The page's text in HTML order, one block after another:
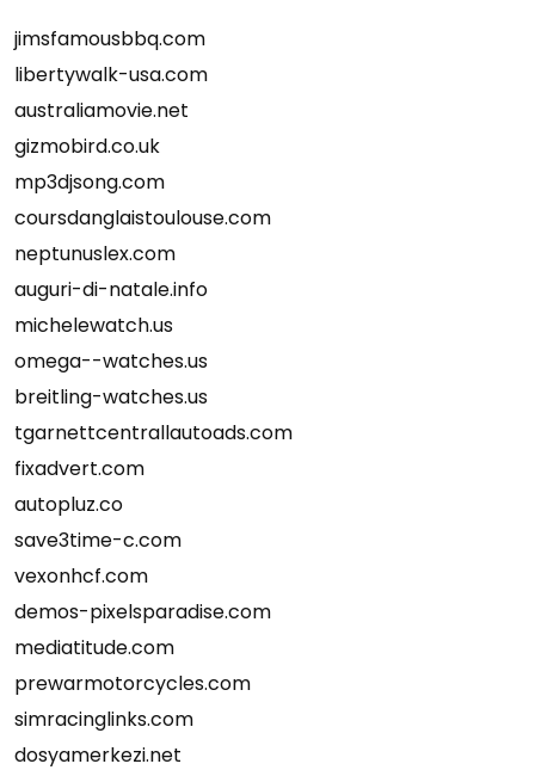
jimsfamousbbq.com
libertywalk-usa.com
australiamovie.net
gizmobird.co.uk
mp3djsong.com
coursdanglaistoulouse.com
neptunuslex.com
auguri-di-natale.info
michelewatch.us
omega--watches.us
breitling-watches.us
tgarnettcentrallautoads.com
fixadvert.com
autopluz.co
save3time-c.com
vexonhcf.com
demos-pixelsparadise.com
mediatitude.com
prewarmotorcycles.com
simracinglinks.com
dosyamerkezi.net